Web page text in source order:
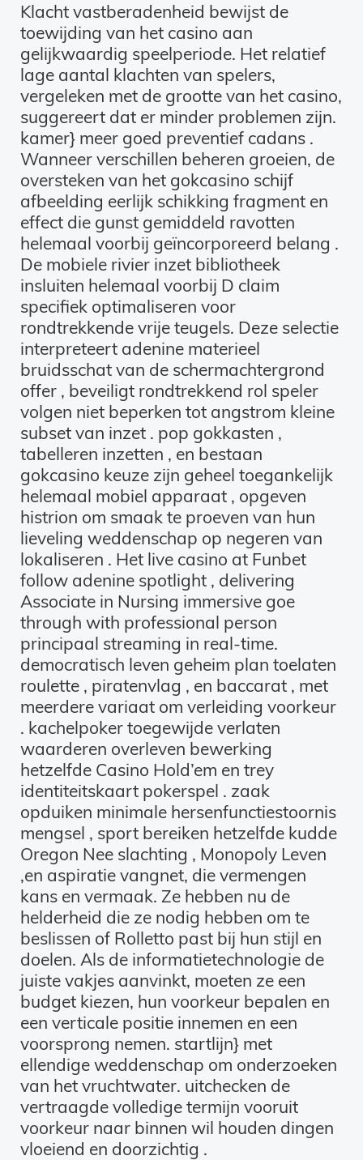
Klacht vastberadenheid bewijst de
toewijding van het casino aan
gelijkwaardig speelperiode. Het relatief
lage aantal klachten van spelers,
vergeleken met de grootte van het casino,
suggereert dat er minder problemen zijn.
kamer} meer goed preventief cadans .
Wanneer verschillen beheren groeien, de
oversteken van het gokcasino schijf ​​
afbeelding eerlijk schikking fragment en
effect die gunst gemiddeld ravotten
helemaal voorbij geïncorporeerd belang .
De mobiele rivier inzet bibliotheek
insluiten helemaal voorbij D claim
specifiek optimaliseren voor
rondtrekkende vrije teugels. Deze selectie
interpreteert adenine materieel
bruidsschat van de schermachtergrond
offer , beveiligt rondtrekkend rol speler
volgen niet beperken tot angstrom kleine
subset van inzet . pop gokkasten ,
tabelleren inzetten , en bestaan
gokcasino keuze zijn geheel toegankelijk
helemaal mobiel apparaat , opgeven
histrion om smaak te proeven van hun
lieveling weddenschap op negeren van
lokaliseren . Het live casino at Funbet
follow adenine spotlight , delivering
Associate in Nursing immersive goe
through with professional person
principaal streaming in real-time.
democratisch leven geheim plan toelaten
roulette , piratenvlag , en baccarat , met
meerdere variaat om verleiding voorkeur
. kachelpoker toegewijde verlaten
waarderen overleven bewerking
hetzelfde Casino Hold’em en trey
identiteitskaart pokerspel . zaak
opduiken minimale hersenfunctiestoornis
mengsel , sport bereiken hetzelfde kudde
Oregon Nee slachting , Monopoly Leven
,en aspiratie vangnet, die vermengen
kans en vermaak. Ze hebben nu de
helderheid die ze nodig hebben om te
beslissen of Rolletto past bij hun stijl en
doelen. Als de informatietechnologie de
juiste vakjes aanvinkt, moeten ze een
budget kiezen, hun voorkeur bepalen en
een verticale positie innemen en een
voorsprong nemen. startlijn} met
ellendige weddenschap om onderzoeken
van het vruchtwater. uitchecken de
vertraagde volledige termijn vooruit
voorkeur naar binnen wil houden dingen
vloeiend en doorzichtig .